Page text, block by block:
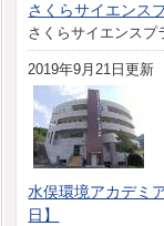
さくらサイエンス
さくらサイエンスプ
2019年9月21日更新
水俣環境アカデミ
日】